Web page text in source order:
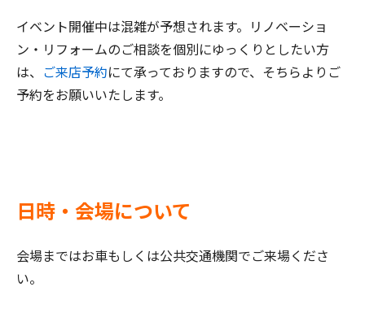
イベント開催中は混雑が予想されます。リノベーショ
ン・リフォームのご相談を個別にゆっくりとしたい方
は、 ご来店予約にて承っておりますので、そちらよりご
予約をお願いいたします。
日時・会場について
会場まではお車もしくは公共交通機関でご来場くださ
い。